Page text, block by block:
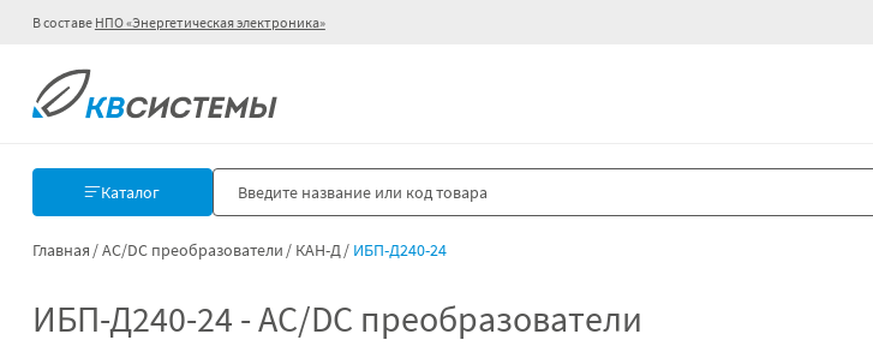
В составе НПО «Энергетическая электроника»
Каталог
Главная AC/DC преобразователи КАН-Д ИБП-Д240-24
ИБП-Д240-24 - AC/DC преобразователи